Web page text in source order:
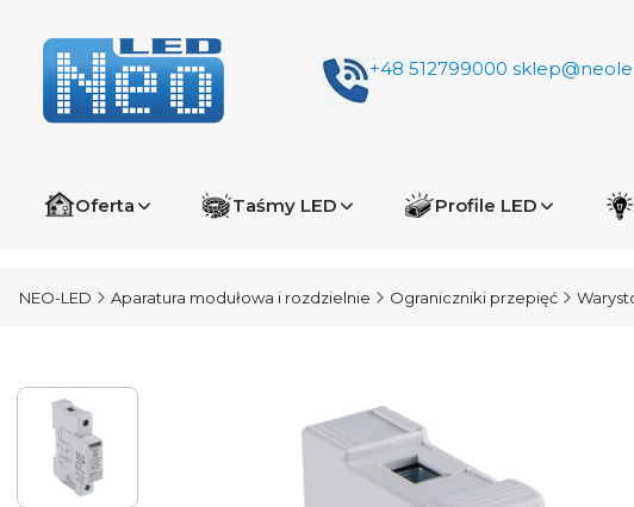
+48 512799000
Oferta Taśmy LED Profile LED
NEO-LED Aparatura modułowa i rozdzielnie Ograniczniki przepięć